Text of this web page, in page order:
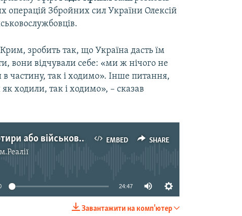
операцій Збройних сил України Олексій
зробить так, що Україна дасть їм
вони відчували себе: «ми ж нічого не
частину, так і ходимо». Інше питання,
ходили, так і ходимо», – сказав
EMBED SHARE
Дезертири або військовополонені?
currently available
24:47
Завантажити на комп'ютер